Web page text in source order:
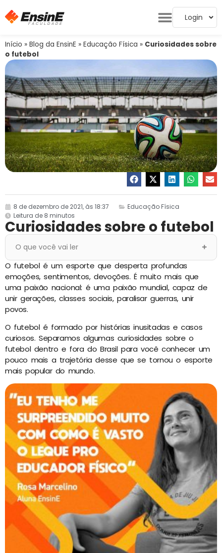
Login
Início » Blog da EnsinE » Educação Física » Curiosidades sobre
o futebol
8 de dezembro de 2021, às 18:37
Educação Física
Leitura de 8 minutos
Curiosidades sobre o futebol
O que você vai ler
O futebol é um esporte que desperta profundas
emoções, sentimentos, devoções. É muito mais que
uma paixão nacional: é uma paixão mundial, capaz de
unir gerações, classes sociais, paralisar guerras, unir
povos.
O futebol é formado por histórias inusitadas e casos
curiosos. Separamos algumas curiosidades sobre o
futebol dentro e fora do Brasil para você conhecer um
pouco mais a trajetória desse que se tornou o esporte
mais popular do mundo.